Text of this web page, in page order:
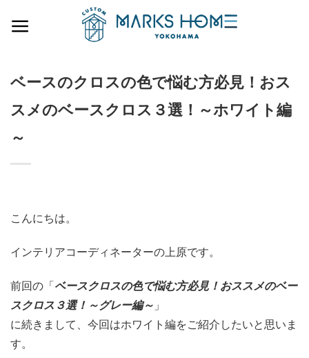
ベースのクロスの色で悩む方必見！おス
スメのベースクロス３選！～ホワイト編
～
こんにちは。
インテリアコーディネーターの上原です。
前回の「 ベースクロスの色で悩む方必見！おススメのベー
スクロス３選！～グレー編～ 」
に続きまして、今回はホワイト編をご紹介したいと思いま
す。